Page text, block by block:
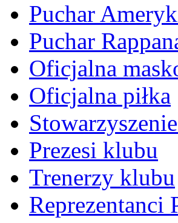
Puchar
Puchar
Oficjalna
Oficjalna piłka
Prezesi klubu
Trenerzy klubu
Reprezentanci